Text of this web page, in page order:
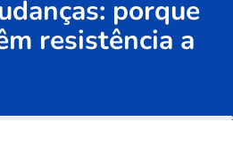
porque
resistência a